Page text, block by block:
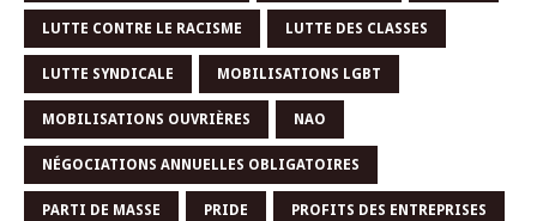
LUTTE CONTRE LE RACISME LUTTE DES CLASSES
LUTTE SYNDICALE MOBILISATIONS LGBT
MOBILISATIONS OUVRIÈRES NAO
NÉGOCIATIONS ANNUELLES OBLIGATOIRES
PARTI DE MASSE PRIDE PROFITS DES ENTREPRISES